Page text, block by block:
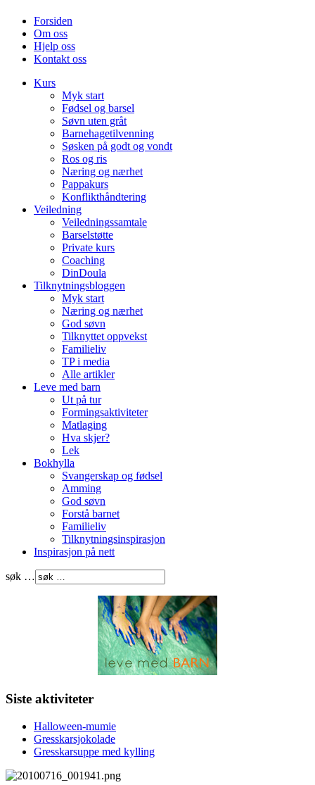
Forsiden
Om oss
Hjelp oss
Kontakt oss
Kurs
Myk start
Fødsel og barsel
Søvn uten gråt
Barnehagetilvenning
Søsken på godt og vondt
Ros og ris
Næring og nærhet
Pappakurs
Konflikthåndtering
Veiledning
Veiledningssamtale
Barselstøtte
Private kurs
Coaching
DinDoula
Tilknytningsbloggen
Myk start
Næring og nærhet
God søvn
Tilknyttet oppvekst
Familieliv
TP i media
Alle artikler
Leve med barn
Ut på tur
Formingsaktiviteter
Matlaging
Hva skjer?
Lek
Bokhylla
Svangerskap og fødsel
Amming
God søvn
Forstå barnet
Familieliv
Tilknytningsinspirasjon
Inspirasjon på nett
søk …
Siste aktiviteter
Halloween-mumie
Gresskarsjokolade
Gresskarsuppe med kylling